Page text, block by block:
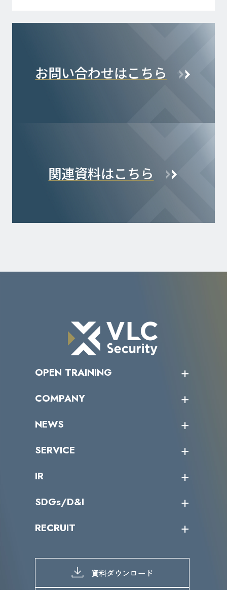
お問い合わせはこちら
関連資料はこちら
OPEN TRAINING
受講者の声
COMPANY
トップメッセージ
ミッション／ビジョン
パートナー企業一覧
NEWS
サイバーニュース
SERVICE
カテゴリー別サービス一覧
IR
IRカレンダー
IRライブラリー
よくあるご質問
SDGs/D&I
当グループのマテリアリティ
SDGs推進体制
D&Iの取り組み
RECRUIT
募集職種一覧
メッセージ
メンバーインタビュー
資料ダウンロード